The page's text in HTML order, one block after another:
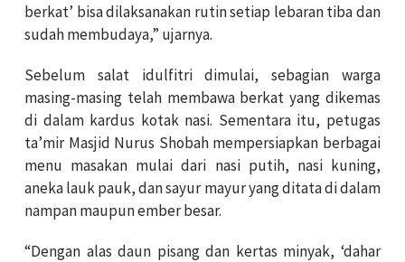
berkat’ bisa dilaksanakan rutin setiap lebaran tiba dan
sudah membudaya,” ujarnya.
Sebelum salat idulfitri dimulai, sebagian warga
masing-masing telah membawa berkat yang dikemas
di dalam kardus kotak nasi. Sementara itu, petugas
ta’mir Masjid Nurus Shobah mempersiapkan berbagai
menu masakan mulai dari nasi putih, nasi kuning,
aneka lauk pauk, dan sayur mayur yang ditata di dalam
nampan maupun ember besar.
“Dengan alas daun pisang dan kertas minyak, ‘dahar